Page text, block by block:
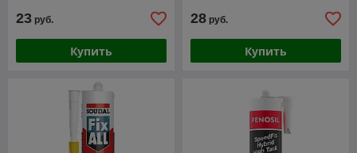
23 руб.
Купить
28 руб.
Купить